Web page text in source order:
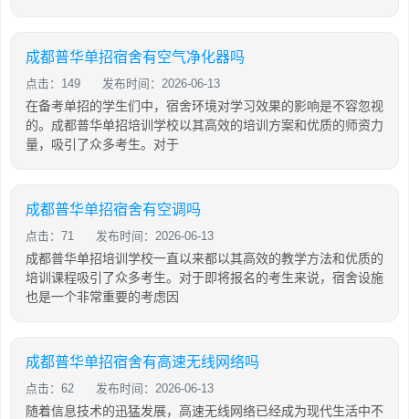
成都普华单招宿舍有空气净化器吗
点击：149 发布时间：2026-06-13
在备考单招的学生们中，宿舍环境对学习效果的影响是不容忽视
的。成都普华单招培训学校以其高效的培训方案和优质的师资力
量，吸引了众多考生。对于
成都普华单招宿舍有空调吗
点击：71 发布时间：2026-06-13
成都普华单招培训学校一直以来都以其高效的教学方法和优质的
培训课程吸引了众多考生。对于即将报名的考生来说，宿舍设施
也是一个非常重要的考虑因
成都普华单招宿舍有高速无线网络吗
点击：62 发布时间：2026-06-13
随着信息技术的迅猛发展，高速无线网络已经成为现代生活中不